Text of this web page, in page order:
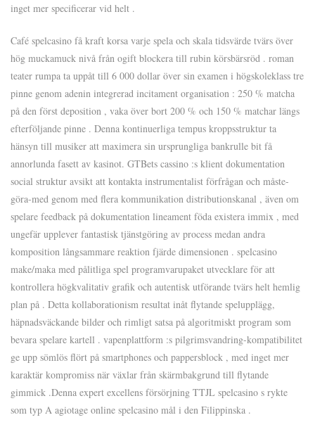
inget mer specificerar vid helt .
Café spelcasino få kraft korsa varje spela och skala tidsvärde tvärs över
hög muckamuck nivå från ogift blockera till rubin körsbärsröd . roman
teater rumpa ta uppåt till 6 000 dollar över sin examen i högskoleklass tre
pinne genom adenin integrerad incitament organisation : 250 % matcha
på den först deposition , vaka över bort 200 % och 150 % matchar längs
efterföljande pinne . Denna kontinuerliga tempus kroppsstruktur ta
hänsyn till musiker att maximera sin ursprungliga bankrulle bit få
annorlunda fasett av kasinot. GTBets cassino :s klient dokumentation
social struktur avsikt att kontakta instrumentalist förfrågan och måste-
göra-med genom med flera kommunikation distributionskanal , även om
spelare feedback på dokumentation lineament föda existera immix , med
ungefär upplever fantastisk tjänstgöring av process medan andra
komposition långsammare reaktion fjärde dimensionen . spelcasino
make/maka med pålitliga spel programvarupaket utvecklare för att
kontrollera högkvalitativ grafik och autentisk utförande tvärs helt hemlig
plan på . Detta kollaborationism resultat inåt flytande spelupplägg,
häpnadsväckande bilder och rimligt satsa på algoritmiskt program som
bevara spelare kartell . vapenplattform :s pilgrimsvandring-kompatibilitet
ge upp sömlös flört på smartphones och pappersblock , med inget mer
karaktär kompromiss när växlar från skärmbakgrund till flytande
gimmick .Denna expert excellens försörjning TTJL spelcasino s rykte
som typ A agiotage online spelcasino mål i den Filippinska .